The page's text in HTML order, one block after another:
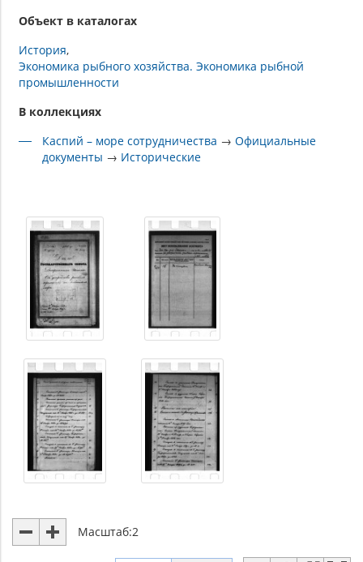
Объект в каталогах
История
Экономика рыбного хозяйства. Экономика рыбной
промышленности
В коллекциях
Каспий – море сотрудничества →Официальные
документы → Исторические
Масштаб:2